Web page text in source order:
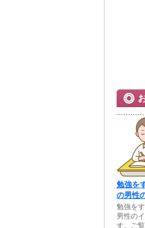
勉強を
の男性
勉強を
男性の
す。ご